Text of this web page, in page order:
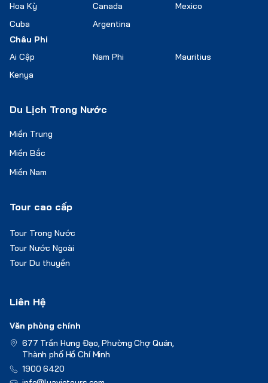
Hoa Kỳ
Canada
Mexico
Cuba
Argentina
Châu Phi
Ai Cập
Nam Phi
Mauritius
Kenya
Du Lịch Trong Nước
Miền Trung
Miền Bắc
Miền Nam
Tour cao cấp
Tour Trong Nước
Tour Nước Ngoài
Tour Du thuyền
Liên Hệ
Văn phòng chính
677 Trần Hưng Đạo, Phường Chợ Quán,
Thành phố Hồ Chí Minh
1900 6420